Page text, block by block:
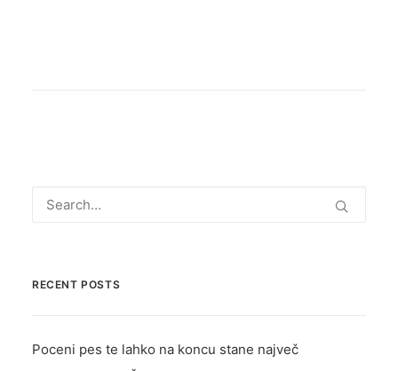
RECENT POSTS
Poceni pes te lahko na koncu stane največ